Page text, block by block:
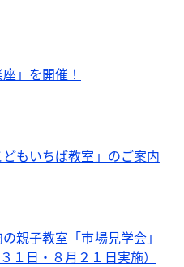
」を開催！
もいちば教室」のご案内
親子教室「市場見学会」
１日・８月２１日実施）